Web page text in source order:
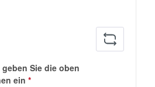
Sie die oben
ein *